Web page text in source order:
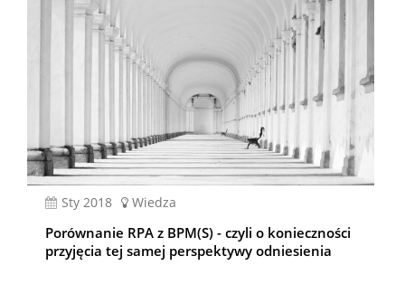
sty 2018 Wiedza
Porównanie RPA z BPM(S) - czyli o konieczności
przyjęcia tej samej perspektywy odniesienia